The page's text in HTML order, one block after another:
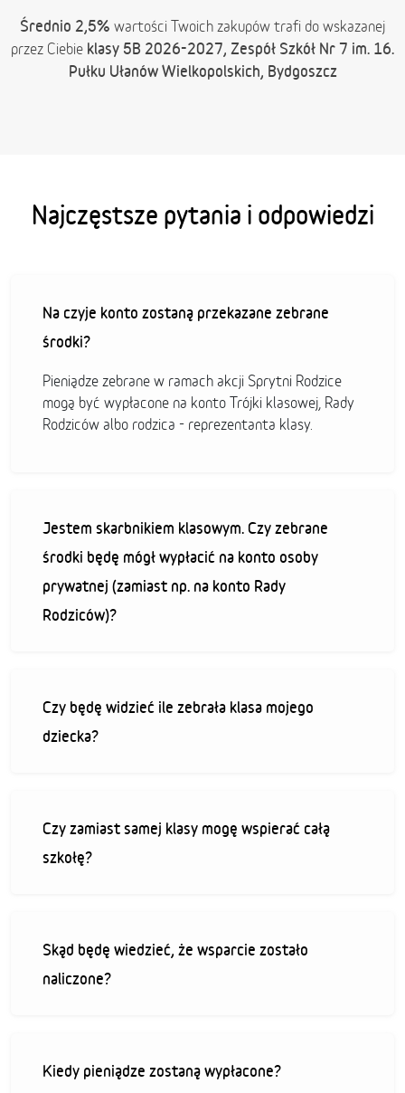
Średnio 2,5% wartości Twoich zakupów trafi do wskazanej
przez Ciebie klasy 5B 2026-2027, Zespół Szkół Nr 7 im. 16.
Pułku Ułanów Wielkopolskich, Bydgoszcz
Najczęstsze pytania i odpowiedzi
Na czyje konto zostaną przekazane zebrane
środki?
Pieniądze zebrane w ramach akcji Sprytni Rodzice
mogą być wypłacone na konto Trójki klasowej, Rady
Rodziców albo rodzica - reprezentanta klasy.
Jestem skarbnikiem klasowym. Czy zebrane
środki będę mógł wypłacić na konto osoby
prywatnej (zamiast np. na konto Rady
Rodziców)?
Czy będę widzieć ile zebrała klasa mojego
dziecka?
Czy zamiast samej klasy mogę wspierać całą
szkołę?
Skąd będę wiedzieć, że wsparcie zostało
naliczone?
Kiedy pieniądze zostaną wypłacone?